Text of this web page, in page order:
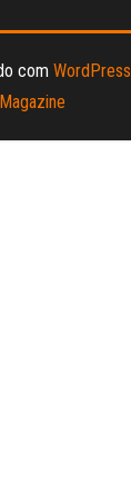
com WordPress
Magazine